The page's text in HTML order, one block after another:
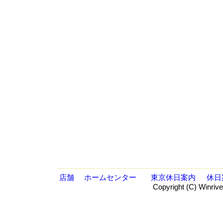
店舗 ホームセンター 東京休日案内
休
Copyright (C)